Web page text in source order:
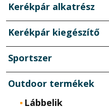
Kerékpár alkatrész
Kerékpár kiegészítő
Sportszer
Outdoor termékek
Lábbelik